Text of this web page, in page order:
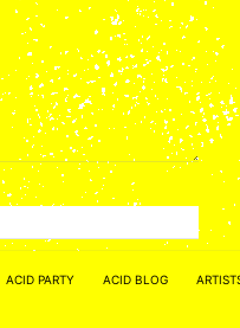
ACID PARTY ACID BLOG